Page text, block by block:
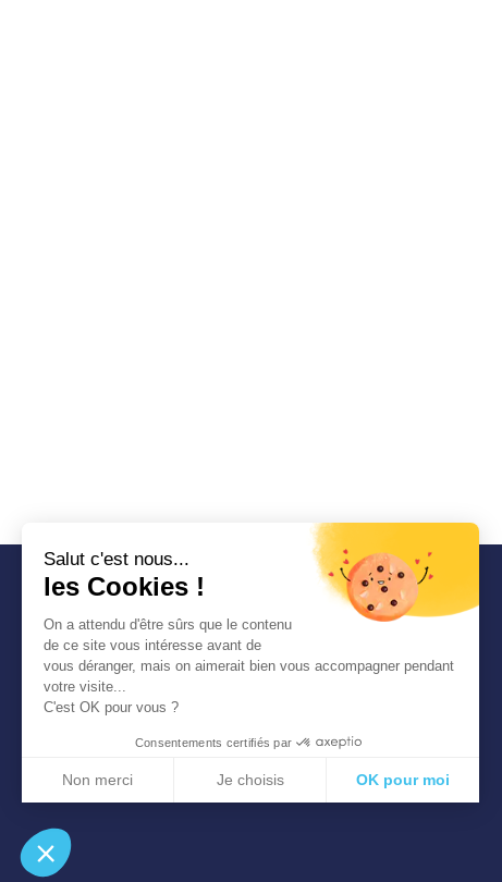
Salut c'est nous...
les Cookies !
On a attendu d'être sûrs que le contenu
de ce site vous intéresse avant de
vous déranger, mais on aimerait bien vous accompagner pendant
votre visite...
C'est OK pour vous ?
Consentements certifiés par
Non merci Je choisis OK pour moi
Notre plateforme vous permet d'adapter et de gérer vos paramètres de confidentialité, en
COMMUNAUTÉ
SEINE-EURE
Tél. : 02 32 50 85 50